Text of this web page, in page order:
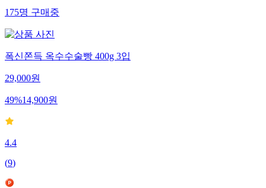
175명구매중
폭신쫀득 옥수수술빵 400g 3입
29,000원
49%14,900원
4.4
(9)